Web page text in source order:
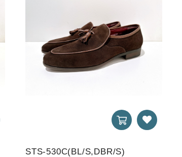
STS-530C(BL/S,DBR/S)